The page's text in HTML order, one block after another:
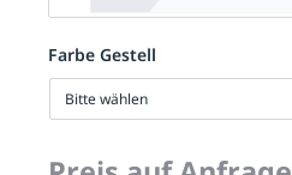
Farbe Gestell
Bitte wählen